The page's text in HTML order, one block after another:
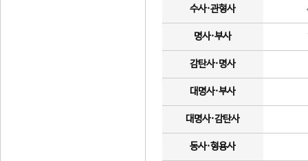
수사·관형사
명사·부사
감탄사·명사
대명사·부사
대명사·감탄사
동사·형용사